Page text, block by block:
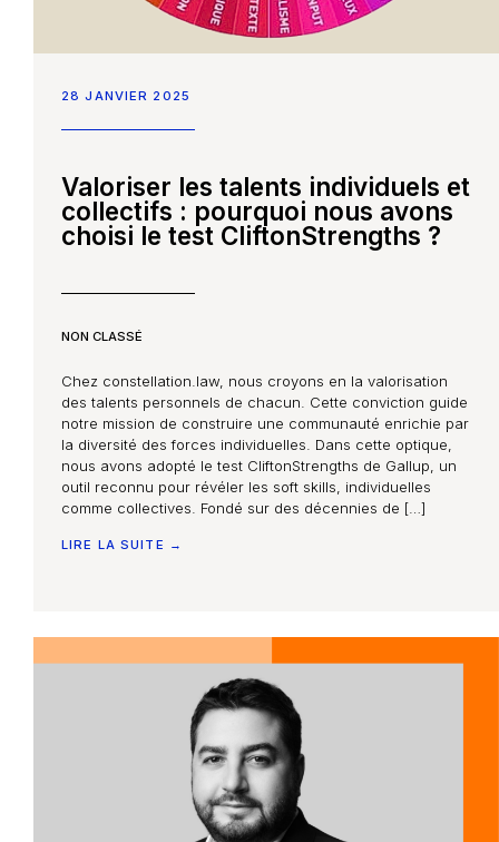
28 JANVIER 2025
Valoriser les talents individuels et
collectifs : pourquoi nous avons
choisi le test CliftonStrengths ?
NON CLASSÉ
Chez constellation.law, nous croyons en la valorisation
des talents personnels de chacun. Cette conviction guide
notre mission de construire une communauté enrichie par
la diversité des forces individuelles. Dans cette optique,
nous avons adopté le test CliftonStrengths de Gallup, un
outil reconnu pour révéler les soft skills, individuelles
comme collectives. Fondé sur des décennies de […]
LIRE LA SUITE →